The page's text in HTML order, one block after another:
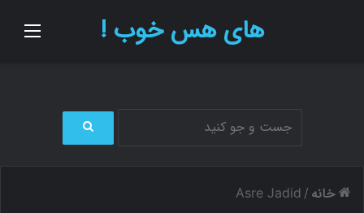
های هس خوب !
ج
خانه /
Asre Jadid